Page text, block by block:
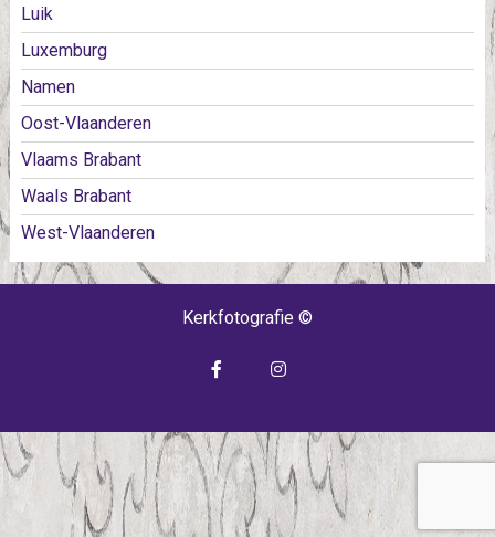
Luik
Luxemburg
Namen
Oost-Vlaanderen
Vlaams Brabant
Waals Brabant
West-Vlaanderen
Kerkfotografie ©